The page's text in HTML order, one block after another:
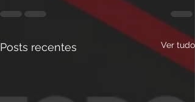
Posts recentes Ver tudo